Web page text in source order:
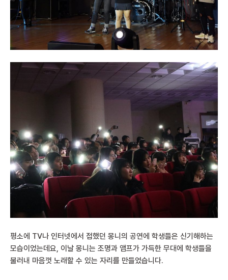
평소에 TV나 인터넷에서 접했던 몽니의 공연에 학생들은 신기해하는
모습이었는데요, 이날 몽니는 조명과 앰프가 가득한 무대에 학생들을
불러내 마음껏 노래할 수 있는 자리를 만들었습니다.